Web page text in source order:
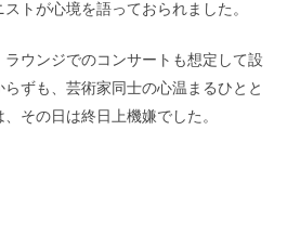
トが心境を語っておられました。
ウンジでのコンサートも想定して設
ずも、芸術家同士の心温まるひとと
は、その日は終日上機嫌でした。